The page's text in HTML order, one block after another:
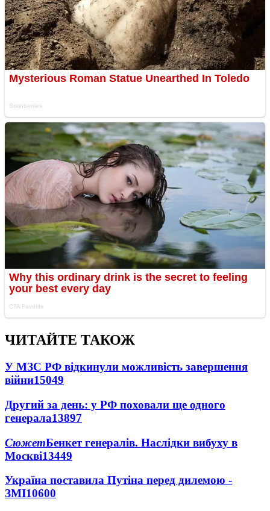
ЧИТАЙТЕ ТАКОЖ
У МЗС РФ відкинули можливість завершення
війни15049
Другий за день: у РФ поховали ще одного
генерала13897
СюжетБенкет генералів. Наслідки вибуху в
Москві13449
Україна поставила Путіна перед дилемою -
ЗМІ10600